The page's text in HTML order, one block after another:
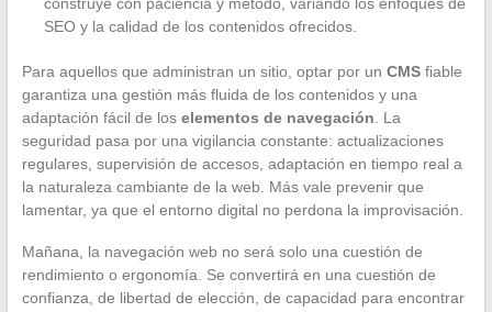
SEO y la calidad de los contenidos ofrecidos.
Para aquellos que administran un sitio, optar por un CMSfiable
garantiza una gestión más fluida de los contenidos y una
adaptación fácil de los elementos de navegación . La
seguridad pasa por una vigilancia constante: actualizaciones
regulares, supervisión de accesos, adaptación en tiempo real a
la naturaleza cambiante de la web. Más vale prevenir que
lamentar, ya que el entorno digital no perdona la improvisación.
Mañana, la navegación web no será solo una cuestión de
rendimiento o ergonomía. Se convertirá en una cuestión de
confianza, de libertad de elección, de capacidad para encontrar